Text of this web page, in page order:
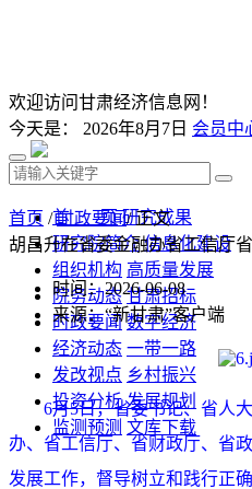
欢迎访问甘肃经济信息网！
今天是： 2026年8月7日 会员中
首 页 研究成果
研究院简介 信息化建设
组织机构 高质量发展
院务动态 甘肃招标
时政要闻 数字经济
经济动态 一带一路
发改视点 乡村振兴
投资分析 发展规划
监测预测 文库下载
首页 /时政要闻/ 正文
胡昌升在省委金融办省工信厅
时间：2026-06-08
来源：“新甘肃”客户端
6月5日，省委书记、省人
办、省工信厅、省财政厅、省
发展工作，督导树立和践行正